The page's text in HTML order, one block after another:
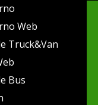
Web
Truck&Van
Bus